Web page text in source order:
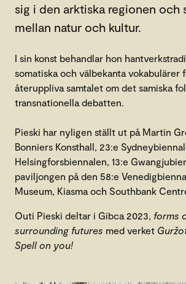
sig i den arktiska regionen och
mellan natur och kultur.
I sin konst behandlar hon
somatiska och välbekanta vokabulärer
återuppliva samtalet om det samiska
transnationella debatten.
Pieski har nyligen ställt ut på Martin
Bonniers Konsthall, 23:e
Helsingforsbiennalen, 13:e
paviljongen på den 58:e
Museum, Kiasma och Southbank
Outi Pieski deltar i Gibca 2023, forms
surrounding futures med verket
Spell on you!